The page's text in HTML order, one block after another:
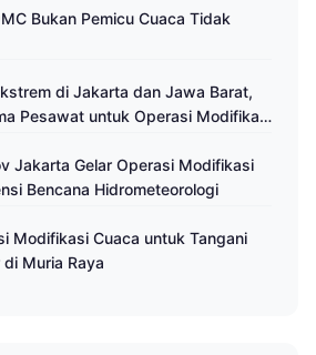
Bukan Pemicu Cuaca Tidak
di Jakarta dan Jawa Barat,
Pesawat untuk Operasi Modifikasi
Jakarta Gelar Operasi Modifikasi
Bencana Hidrometeorologi
Modifikasi Cuaca untuk Tangani
Muria Raya